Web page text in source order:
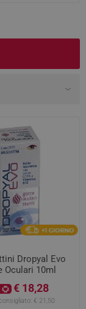
Dropyal Evo
Oculari 10ml
€ 18,28
€ 21,50